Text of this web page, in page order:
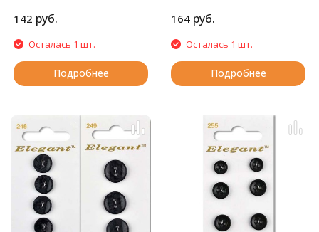
отверстиями.
142 руб.
Осталась 1 шт.
Подробнее
164 руб.
Осталась 1 шт.
Подробнее